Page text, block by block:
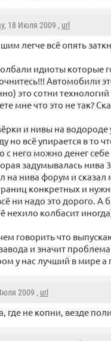
, 18 Июля 2009 , url
легче всё опять
идиоты которые
Автомобили
это сотни
мне что это не так?
и нивы на
но всё упирается в то
с него можно денег
задумывалась нива
на нива форум и сказал
конкретных и
ни надо это дорого. А
нехило колбасит
говорить что
и значит
у нас лучший в мире а
2009 , url
где не копни, везде